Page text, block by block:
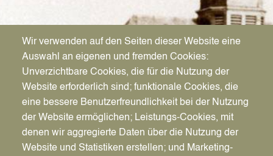
STADTPORTRÄT
Es war einmal ...
Wir verwenden auf den Seiten dieser Website eine
Auswahl an eigenen und fremden Cookies:
Unverzichtbare Cookies, die für die Nutzung der
Website erforderlich sind; funktionale Cookies, die
eine bessere Benutzerfreundlichkeit bei der Nutzung
der Website ermöglichen; Leistungs-Cookies, mit
denen wir aggregierte Daten über die Nutzung der
Website und Statistiken erstellen; und Marketing-